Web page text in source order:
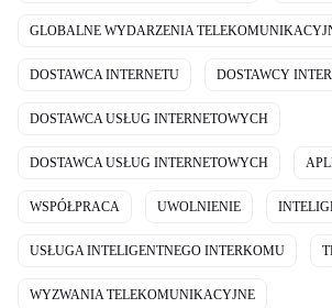
GLOBALNE WYDARZENIA
DOSTAWCA INTERNETU DOSTAWCY
DOSTAWCA USŁUG INTERNETOWYCH
DOSTAWCA USŁUG INTERNETOWYCH
WSPÓŁPRACA UWOLNIENIE
USŁUGA INTELIGENTNEGO INTERKOMU
WYZWANIA TELEKOMUNIKACYJNE